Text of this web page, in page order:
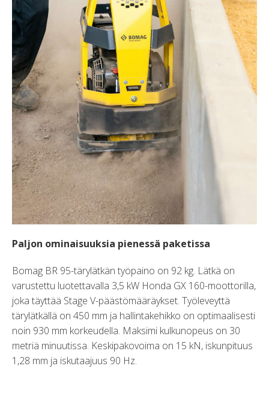
Paljon ominaisuuksia pienessä paketissa
Bomag BR 95-tärylätkän työpaino on 92 kg. Lätkä on
varustettu luotettavalla 3,5 kW Honda GX 160-moottorilla,
joka täyttää Stage V-päästömääräykset. Työleveyttä
tärylätkällä on 450 mm ja hallintakehikko on optimaalisesti
noin 930 mm korkeudella. Maksimi kulkunopeus on 30
metriä minuutissa. Keskipakovoima on 15 kN, iskunpituus
1,28 mm ja iskutaajuus 90 Hz.